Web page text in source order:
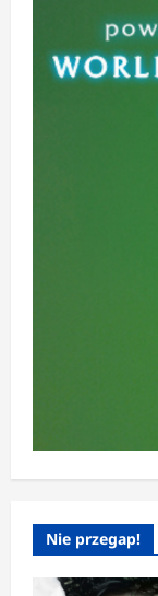
Nie przegap!